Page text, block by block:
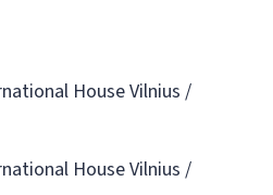
House Vilnius /
House Vilnius /